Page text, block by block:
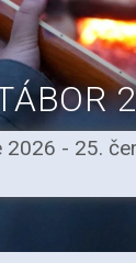
2026 - 25.